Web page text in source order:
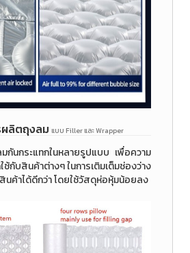
ลิตถุงลม แบบ Filler และ Wrapper
กันกระแทกในหลายรูปแบบ เพื่อความ
ช้กับสินค้าต่างๆ ในการเติมเต็มช่องว่าง
ค้าได้ดีกว่า โดยใช้วัสดุห่อหุ้มน้อยลง